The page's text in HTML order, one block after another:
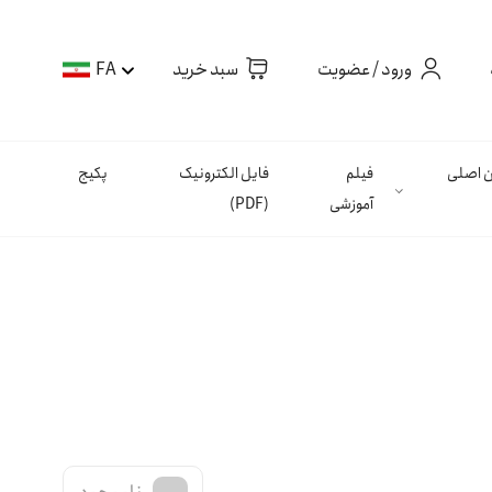
ورود / عضویت سبد خرید FA
اصلی
فیلم
آموزشی
فایل الکترونیک
(PDF)
پکیج